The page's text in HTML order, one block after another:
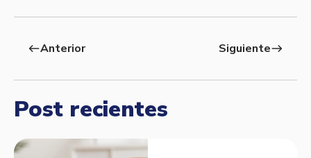
westAnterior Siguienteeast
Post recientes